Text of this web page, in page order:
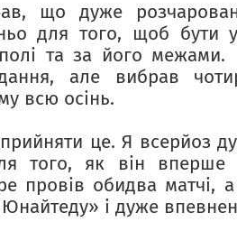
що дуже
для того, щоб бути
та за його межами.
але вибрав
всю осінь.
це. Я всерйоз
того, як він
провів обидва матчі,
і дуже